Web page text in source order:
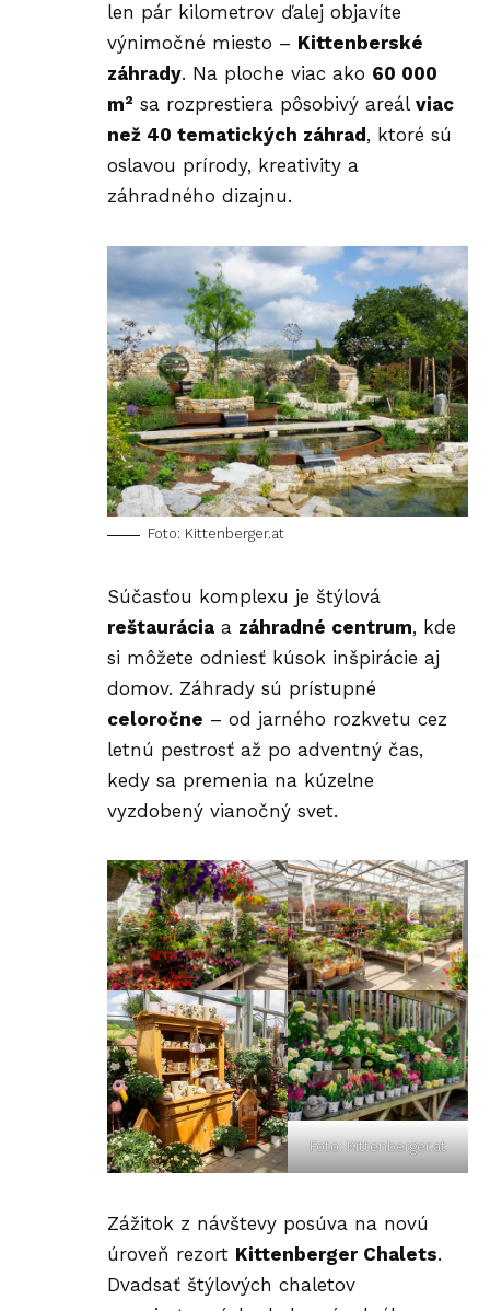
len pár kilometrov ďalej objavíte
výnimočné miesto – Kittenberské
záhrady. Na ploche viac ako 60 000
m² sa rozprestiera pôsobivý areál viac
než 40 tematických záhrad , ktoré sú
oslavou prírody, kreativity a
záhradného dizajnu.
Foto: Kittenberger.at
Súčasťou komplexu je štýlová
reštaurácia a záhradné centrum, kde
si môžete odniesť kúsok inšpirácie aj
domov. Záhrady sú prístupné
celoročne – od jarného rozkvetu cez
letnú pestrosť až po adventný čas,
kedy sa premenia na kúzelne
vyzdobený vianočný svet.
Foto: Kittenberger.at
Zážitok z návštevy posúva na novú
úroveň rezort Kittenberger Chalets.
Dvadsať štýlových chaletov